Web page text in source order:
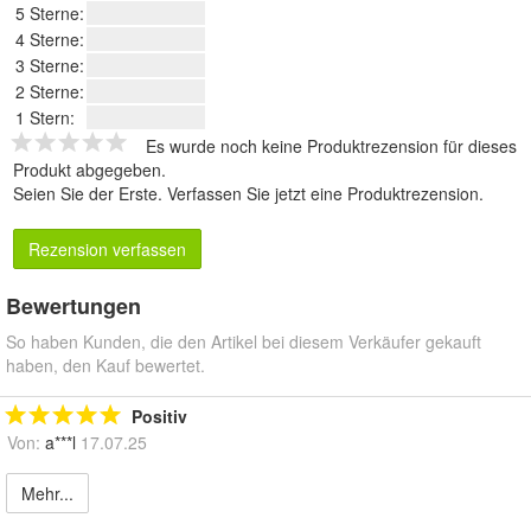
5 Sterne:
4 Sterne:
3 Sterne:
2 Sterne:
1 Stern:
Es wurde noch keine Produktrezension für dieses
Produkt abgegeben.
Seien Sie der Erste. Verfassen Sie jetzt eine Produktrezension.
Rezension verfassen
Bewertungen
So haben Kunden, die den Artikel bei diesem Verkäufer gekauft
haben, den Kauf bewertet.
Positiv
Von: a***l 17.07.25
Mehr...